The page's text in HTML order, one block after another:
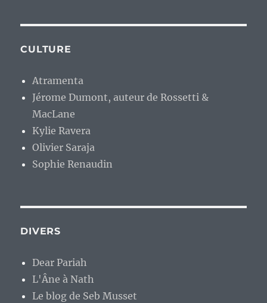
CULTURE
Atramenta
Jérome Dumont, auteur de Rossetti &
MacLane
Kylie Ravera
Olivier Saraja
Sophie Renaudin
DIVERS
Dear Pariah
L'Âne à Nath
Le blog de Seb Musset